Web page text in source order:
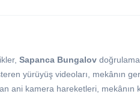
Sapanca Bungalov
yürüyüş videoları, mekânın
ani kamera hareketleri, mekânın